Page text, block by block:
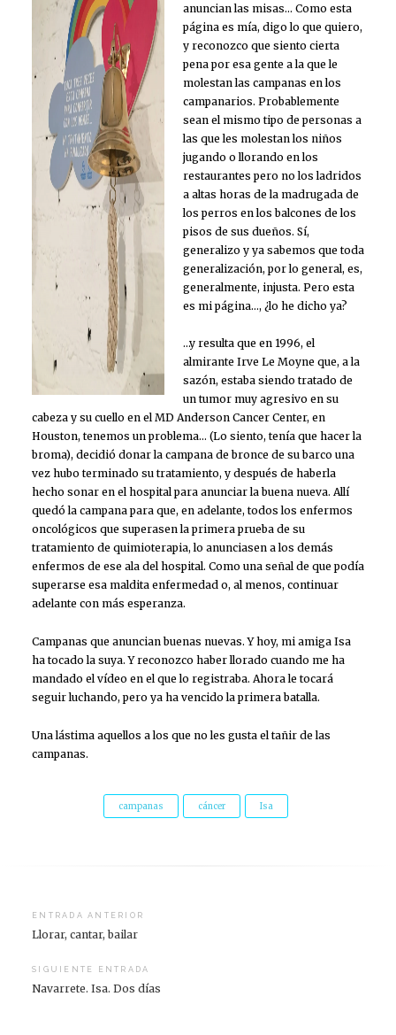
anuncian las misas… Como esta
página es mía, digo lo que quiero,
y reconozco que siento cierta
pena por esa gente a la que le
molestan las campanas en los
campanarios. Probablemente
sean el mismo tipo de personas a
las que les molestan los niños
jugando o llorando en los
restaurantes pero no los ladridos
a altas horas de la madrugada de
los perros en los balcones de los
pisos de sus dueños. Sí,
generalizo y ya sabemos que toda
generalización, por lo general, es,
generalmente, injusta. Pero esta
es mi página…, ¿lo he dicho ya?
…y resulta que en 1996, el
almirante Irve Le Moyne que, a la
sazón, estaba siendo tratado de
un tumor muy agresivo en su
cabeza y su cuello en el MD Anderson Cancer Center, en
Houston, tenemos un problema… (Lo siento, tenía que hacer la
broma), decidió donar la campana de bronce de su barco una
vez hubo terminado su tratamiento, y después de haberla
hecho sonar en el hospital para anunciar la buena nueva. Allí
quedó la campana para que, en adelante, todos los enfermos
oncológicos que superasen la primera prueba de su
tratamiento de quimioterapia, lo anunciasen a los demás
enfermos de ese ala del hospital. Como una señal de que podía
superarse esa maldita enfermedad o, al menos, continuar
adelante con más esperanza.
Campanas que anuncian buenas nuevas. Y hoy, mi amiga Isa
ha tocado la suya. Y reconozco haber llorado cuando me ha
mandado el vídeo en el que lo registraba. Ahora le tocará
seguir luchando, pero ya ha vencido la primera batalla.
Una lástima aquellos a los que no les gusta el tañir de las
campanas.
campanas cáncer Isa
Navegación
de
entradas
ENTRADA ANTERIOR
Llorar, cantar, bailar
SIGUIENTE ENTRADA
Navarrete. Isa. Dos días